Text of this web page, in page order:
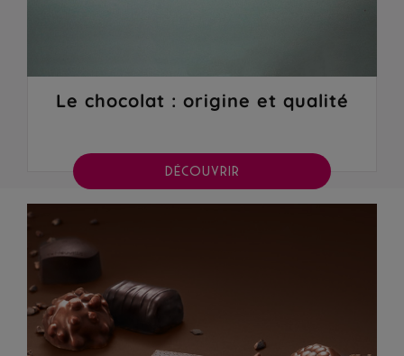
Le chocolat : origine et qualité
DÉCOUVRIR